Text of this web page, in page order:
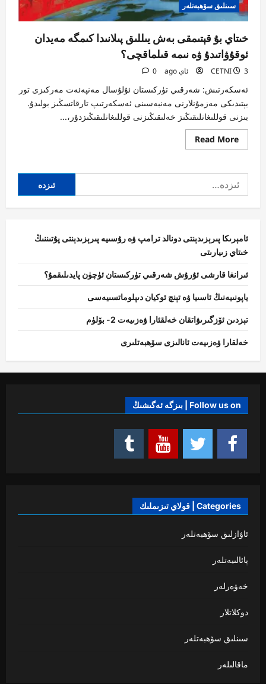
سىنلىق سۆھبەتلەر
خىتاي بۇ قېتىمقى بەش يىللىق پىلانىدا كىمگە مەيدان
ئوقۇۋاتىدۇ ۋە نىمە قىلماقچى؟
CETNI 3 ئاي ago 0
ئەسكەرتىش: شەرقىي تۈركىستان ئۇلۇسال مەنپەئەت مەركىزى تور
بېتىدىكى مەزمۇنلارنى مەنبەسىنى ئەسكەرتىپ تارقاتسڭىز بولىدۇ.
بىزنى قوللىغانلىقىڭىز خەلىقىڭىزنى قوللىغانلىقىڭىزدۇر،...
Read More
more
بۇ
يىللىق
پىلانىدا
ۋە
ئىزدە:
ئامېرىكا پىرېزىدېنتى دونالد ترامپ ۋە رۇسىيە پىرېزىدېنتى پۇتىننىڭ
خىتاي زىيارىتى
ئىرانغا قارشى ئۇرۇش شەرقىي تۈركىستان ئۈچۈن پايدىلىقمۇ؟
ياپونىيەنىڭ ئاسىيا ۋە تېنچ ئوكيان دىپلوماتسىيەسى
تېزدىن ئۆزگىرىۋاتقان خەلقئارا ۋەزىيەت 2- بۆلۈم
خەلقارا ۋەزىيەت ئانالىزى سۆھبەتلىرى
Follow us on | بىزگە ئەگىشىڭ
Categories | قولاي تىزىملىك
ئاۋازلىق سۆھبەتلەر
پائالىيەتلەر
خەۋەرلەر
دوكلاتلار
سىنلىق سۆھبەتلەر
ماقالىلەر